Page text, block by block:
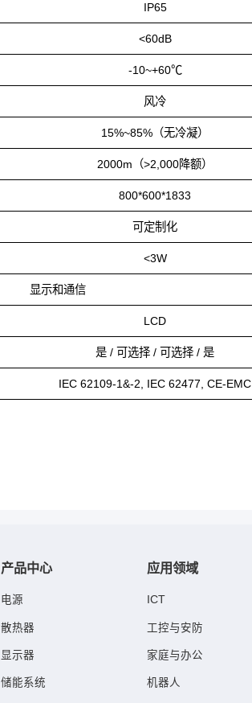
IP65
<60dB
-10~+60℃
风冷
15%~85%（无冷凝）
2000m（>2,000降额）
800*600*1833
可定制化
<3W
显示和通信
LCD
是 / 可选择 / 可选择 / 是
IEC 62109-1&-2, IEC 62477, CE-EMC
产品中心
电源
散热器
显示器
储能系统
应用领域
ICT
工控与安防
家庭与办公
机器人